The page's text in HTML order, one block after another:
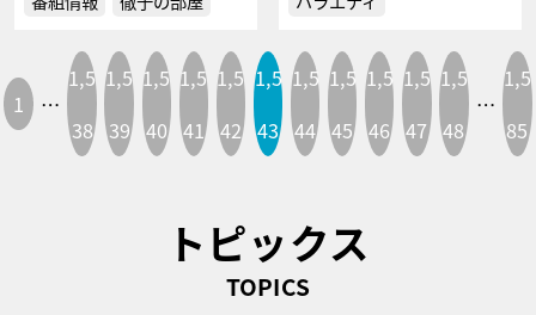
1 …
1,5
38
1,5
39
1,5
40
1,5
41
1,5
42
1,5
43
1,5
44
1,5
45
1,5
46
1,5
47
1,5
48
…
1,5
85
トピックス
TOPICS